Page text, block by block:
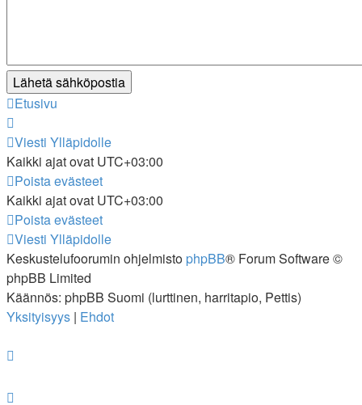
Etusivu
Viesti Ylläpidolle
Kaikki ajat ovat UTC+03:00
Poista evästeet
Kaikki ajat ovat UTC+03:00
Poista evästeet
Viesti Ylläpidolle
Keskustelufoorumin ohjelmisto phpBB® Forum Software ©
phpBB Limited
Käännös: phpBB Suomi (lurttinen, harritapio, Pettis)
Yksityisyys | Ehdot